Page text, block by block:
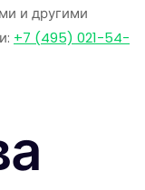
и другими
+7 (495) 021-54-